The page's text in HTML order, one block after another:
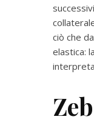
ciò che
elastica: